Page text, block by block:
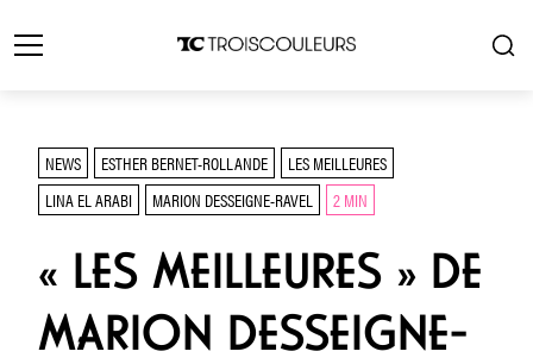
NEWS ESTHER BERNET-ROLLANDE
LES MEILLEURES
LINA EL ARABI
MARION DESSEIGNE-RAVEL 2 MIN
« LES MEILLEURES » DE
MARION DESSEIGNE-